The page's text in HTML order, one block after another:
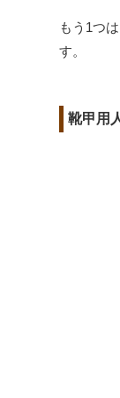
もう1つ
す。
靴甲用